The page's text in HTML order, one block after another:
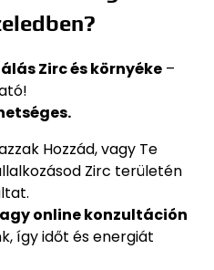
Zirc és környéke –
Hozzád, vagy Te
Zirc területén
online konzultáción
így időt és energiát